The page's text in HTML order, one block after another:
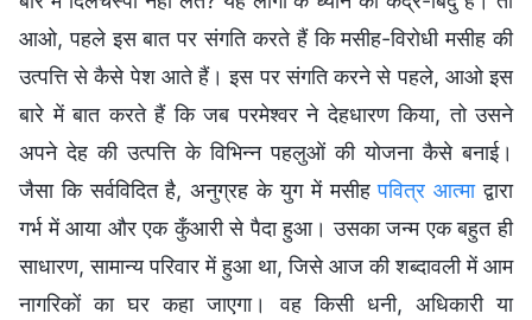
आओ, पहले इस बात पर संगति करते हैं कि मसीह-विरोधी मसीह की
उत्पत्ति से कैसे पेश आते हैं। इस पर संगति करने से पहले, आओ इस
बारे में बात करते हैं कि जब परमेश्वर ने देहधारण किया, तो उसने
अपने देह की उत्पत्ति के विभिन्न पहलुओं की योजना कैसे बनाई।
जैसा कि सर्वविदित है, अनुग्रह के युग में मसीहपवित्र आत्माद्वारा
गर्भ में आया और एक कुँआरी से पैदा हुआ। उसका जन्म एक बहुत ही
साधारण, सामान्य परिवार में हुआ था, जिसे आज की शब्दावली में आम
नागरिकों का घर कहा जाएगा। वह किसी धनी, अधिकारी या